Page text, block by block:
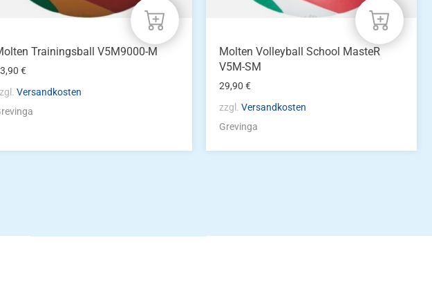
Trainingsball V5M9000-M
€
Versandkosten
Molten Volleyball School MasteR
V5M-SM
29,90€
zzgl.Versandkosten
Grevinga